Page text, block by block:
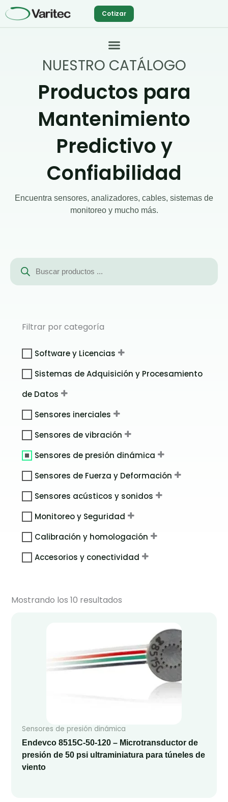
al
Cotizar
NUESTRO CATÁLOGO
Productos para
Mantenimiento
Predictivo y
Confiabilidad
Encuentra sensores, analizadores, cables, sistemas de
monitoreo y mucho más.
Búsqueda
productos
Filtrar por categoría
Software y Licencias
Sistemas de Adquisición y Procesamiento
de Datos
Sensores inerciales
Sensores de vibración
Sensores de presión dinámica
Sensores de Fuerza y Deformación
Sensores acústicos y sonidos
Monitoreo y Seguridad
Calibración y homologación
Accesorios y conectividad
Mostrando los 10 resultados
Sensores de presión dinámica
Endevco 8515C-50-120 – Microtransductor de
presión de 50 psi ultraminiatura para túneles de
viento